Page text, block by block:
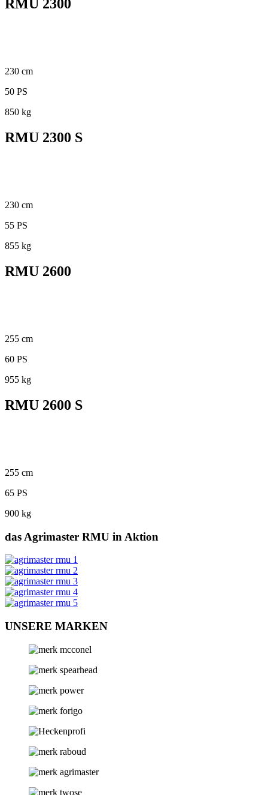
RMU 2300
230 cm
50 PS
850 kg
RMU 2300 S
230 cm
55 PS
855 kg
RMU 2600
255 cm
60 PS
955 kg
RMU 2600 S
255 cm
65 PS
900 kg
das Agrimaster RMU in Aktion
UNSERE MARKEN